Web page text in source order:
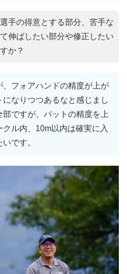
手の得意とする部分、苦手な
伸ばしたい部分や修正したい
か？
フォアハンドの精度が上が
なりつつあるなと感じまし
ですが、パットの精度を上
ル内、10m以内は確実に入
です。